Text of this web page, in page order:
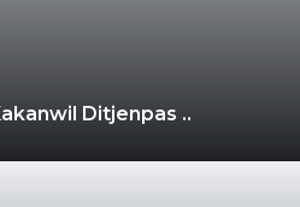
Ditjenpas ..